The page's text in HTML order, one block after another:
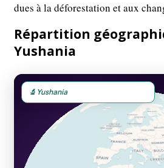
dues à la déforestation et aux
Répartition
Yushania